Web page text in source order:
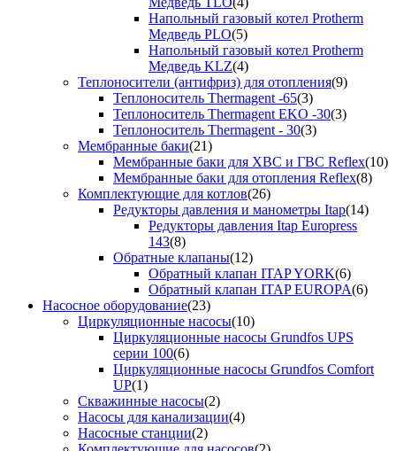
Напольный газовый котел Protherm
Медведь PLO(5)
Напольный газовый котел Protherm
Медведь KLZ(4)
Теплоносители (антифриз) для отопления(9)
Теплоноситель Thermagent -65(3)
Теплоноситель Thermagent EKO -30(3)
Теплоноситель Thermagent - 30(3)
Мембранные баки(21)
Мембранные баки для ХВС и ГВС Reflex(10)
Мембранные баки для отопления Reflex(8)
Комплектующие для котлов(26)
Редукторы давления и манометры Itap(14)
Редукторы давления Itap Europress
143(8)
Обратные клапаны(12)
Обратный клапан ITAP YORK(6)
Обратный клапан ITAP EUROPA(6)
Насосное оборудование(23)
Циркуляционные насосы(10)
Циркуляционные насосы Grundfos UPS
серии 100(6)
Циркуляционные насосы Grundfos Comfort
UP(1)
Скважинные насосы(2)
Насосы для канализации(4)
Насосные станции(2)